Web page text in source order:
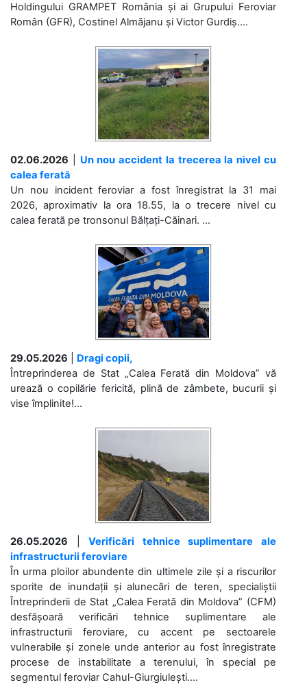
Holdingului GRAMPET România și ai Grupului Feroviar
Român (GFR), Costinel Almăjanu și Victor Gurdiș....
02.06.2026
Un nou accident la trecerea la nivel cu
calea ferată
Un nou incident feroviar a fost înregistrat la 31 mai
2026, aproximativ la ora 18.55, la o trecere nivel cu
calea ferată pe tronsonul Bălțați-Căinari. ...
29.05.2026
Dragi copii,
Întreprinderea de Stat „Calea Ferată din Moldova” vă
urează o copilărie fericită, plină de zâmbete, bucurii și
vise împlinite!...
26.05.2026 |Verificări tehnice suplimentare ale
infrastructurii feroviare
În urma ploilor abundente din ultimele zile și a riscurilor
sporite de inundații și alunecări de teren, specialiștii
Întreprinderii de Stat „Calea Ferată din Moldova” (CFM)
desfășoară verificări tehnice suplimentare ale
infrastructurii feroviare, cu accent pe sectoarele
vulnerabile și zonele unde anterior au fost înregistrate
procese de instabilitate a terenului, în special pe
segmentul feroviar Cahul-Giurgiulești....